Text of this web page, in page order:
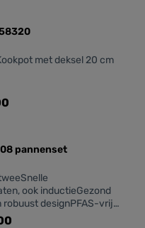
58320
met deksel 20 cm
pannenset
ook inductieGezond
designPFAS-vrije